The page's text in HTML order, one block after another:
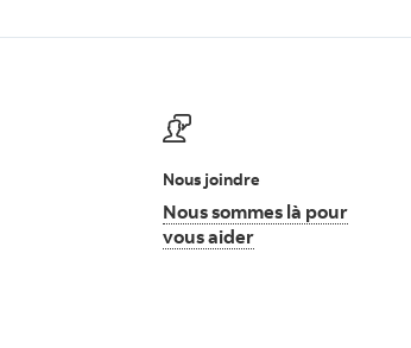
Nous joindre
Nous sommes là pour
vous aiderNous sommes là